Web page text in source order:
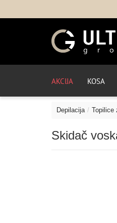
AKCIJA KOSA
Depilacija Topilice
Skidač